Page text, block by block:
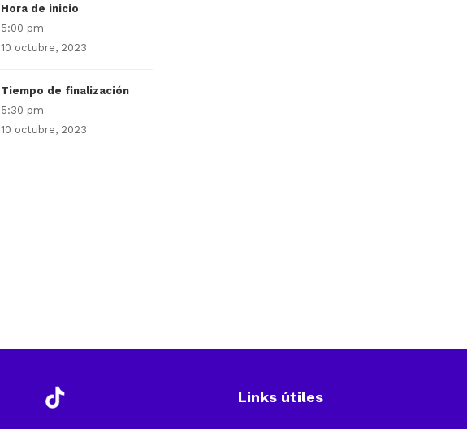
Hora de inicio
5:00 pm
10 octubre, 2023
Tiempo de finalización
5:30 pm
10 octubre, 2023
Links útiles